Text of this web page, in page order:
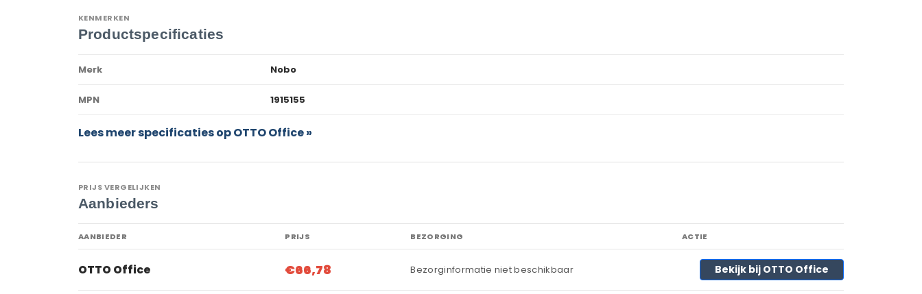
KENMERKEN
Productspecificaties
Merk Nobo
MPN 1915155
Lees meer specificaties op OTTO Office »
PRIJS VERGELIJKEN
Aanbieders
AANBIEDER PRIJS BEZORGING ACTIE
OTTO Office €66,78 Bezorginformatie niet beschikbaar Bekijk bij OTTO Office